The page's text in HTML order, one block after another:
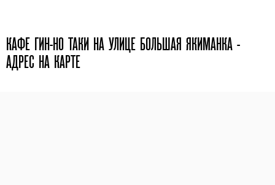
КАФЕ ГИН-НО ТАКИ НА УЛИЦЕ БОЛЬШАЯ ЯКИМАНКА -
АДРЕС НА КАРТЕ